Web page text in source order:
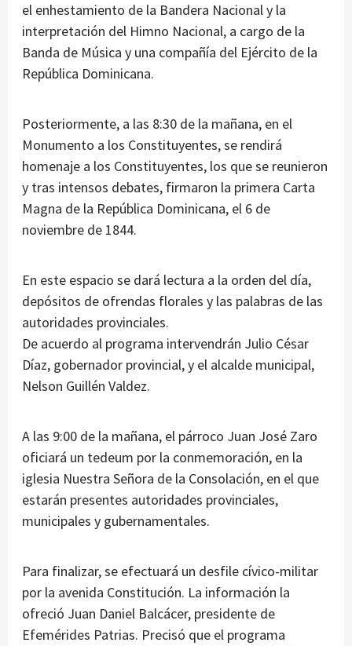
el enhestamiento de la Bandera Nacional y la
interpretación del Himno Nacional, a cargo de la
Banda de Música y una compañía del Ejército de la
República Dominicana.
Posteriormente, a las 8:30 de la mañana, en el
Monumento a los Constituyentes, se rendirá
homenaje a los Constituyentes, los que se reunieron
y tras intensos debates, firmaron la primera Carta
Magna de la República Dominicana, el 6 de
noviembre de 1844.
En este espacio se dará lectura a la orden del día,
depósitos de ofrendas florales y las palabras de las
autoridades provinciales.
De acuerdo al programa intervendrán Julio César
Díaz, gobernador provincial, y el alcalde municipal,
Nelson Guillén Valdez.
A las 9:00 de la mañana, el párroco Juan José Zaro
oficiará un tedeum por la conmemoración, en la
iglesia Nuestra Señora de la Consolación, en el que
estarán presentes autoridades provinciales,
municipales y gubernamentales.
Para finalizar, se efectuará un desfile cívico-militar
por la avenida Constitución. La información la
ofreció Juan Daniel Balcácer, presidente de
Efemérides Patrias. Precisó que el programa